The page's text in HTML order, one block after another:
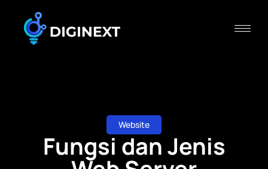
Website
Fungsi dan Jenis